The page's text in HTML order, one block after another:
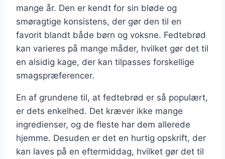
mange år. Den er kendt for sin bløde og
smøragtige konsistens, der gør den til en
favorit blandt både børn og voksne. Fedtebrød
kan varieres på mange måder, hvilket gør det til
en alsidig kage, der kan tilpasses forskellige
smagspræferencer.
En af grundene til, at fedtebrød er så populært,
er dets enkelhed. Det kræver ikke mange
ingredienser, og de fleste har dem allerede
hjemme. Desuden er det en hurtig opskrift, der
kan laves på en eftermiddag, hvilket gør det til